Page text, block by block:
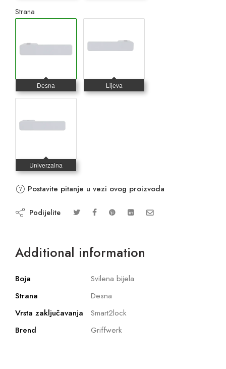
Strana
Postavite pitanje u vezi ovog proizvoda
Podijelite
Additional information
Boja
Svilena bijela
Strana
Desna
Vrsta zaključavanja
Smart2lock
Brend
Griffwerk